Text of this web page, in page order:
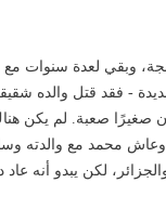
وبقي لعدة سنوات مع
- فقد قتل والده
صعبة. لم يكن هناك
محمد مع والدته
لكن يبدو أنه عاد